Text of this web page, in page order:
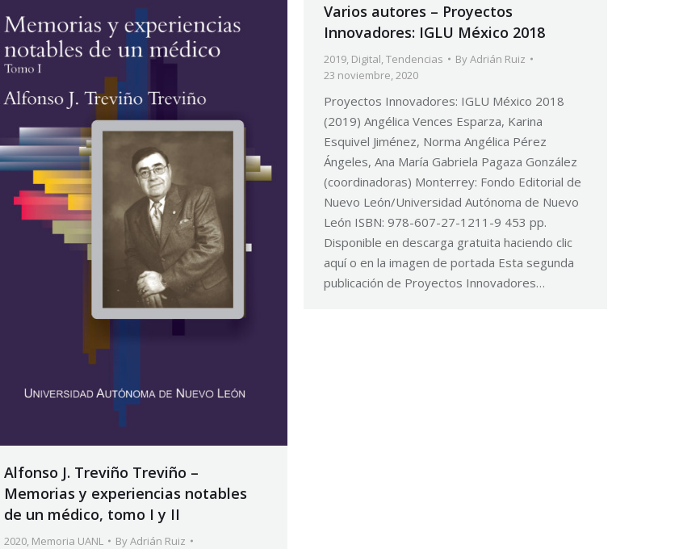
Varios autores – Proyectos
Innovadores: IGLU México 2018
2019, Digital,Tendencias ByAdrián Ruiz
23 noviembre, 2020
Proyectos Innovadores: IGLU México 2018
(2019) Angélica Vences Esparza, Karina
Esquivel Jiménez, Norma Angélica Pérez
Ángeles, Ana María Gabriela Pagaza González
(coordinadoras) Monterrey: Fondo Editorial de
Nuevo León/Universidad Autónoma de Nuevo
León ISBN: 978-607-27-1211-9 453 pp.
Disponible en descarga gratuita haciendo clic
aquí o en la imagen de portada Esta segunda
publicación de Proyectos Innovadores…
Alfonso J. Treviño Treviño –
Memorias y experiencias notables
de un médico, tomo I y II
2020, Memoria UANL ByAdrián Ruiz